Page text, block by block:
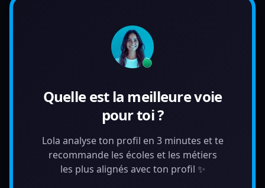
Quelle est la meilleure voie
pour toi ?
Lola analyse ton profil en 3 minutes et te
recommande les écoles et les métiers
les plus alignés avec ton profil ✨